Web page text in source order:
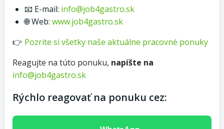
📧 E-mail: info@job4gastro.sk
🌐 Web: www.job4gastro.sk
👉 Pozrite si všetky naše aktuálne pracovné ponuky
Reagujte na túto ponuku, napíšte na
info@job4gastro.sk
Rýchlo reagovať na ponuku cez: